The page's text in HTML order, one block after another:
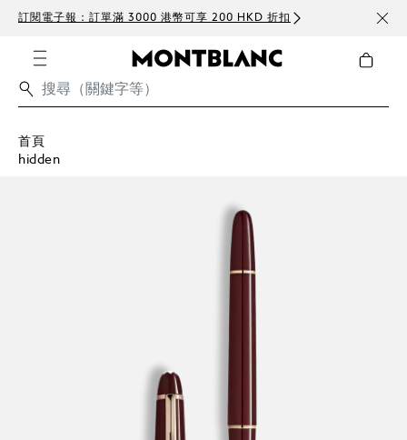
訂閱電子報：訂單滿 3000 港幣可享 200 HKD 折扣 免費
首頁
hidden